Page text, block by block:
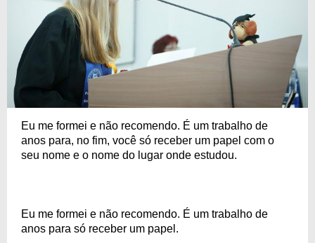
Eu me formei e não recomendo. É um trabalho de
anos para, no fim, você só receber um papel com o
seu nome e o nome do lugar onde estudou.
Eu me formei e não recomendo. É um trabalho de
anos para só receber um papel.